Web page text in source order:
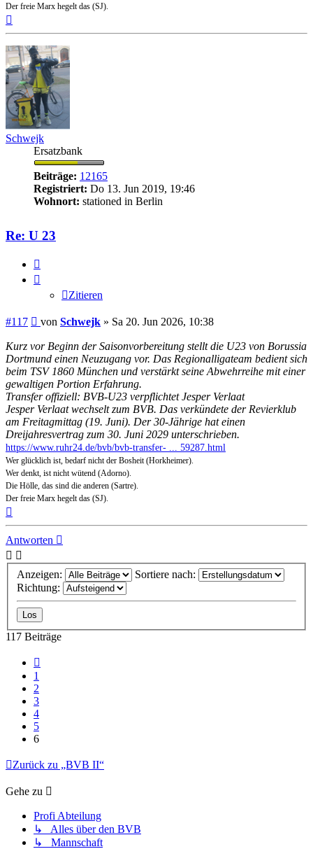
Der freie Marx hegelt das (SJ).
Schwejk
Ersatzbank
Beiträge: 12165
Registriert: Do 13. Jun 2019, 19:46
Wohnort: stationed in Berlin
Re: U 23
Zitieren
#117 Beitrag
von Schwejk » Sa 20. Jun 2026, 10:38
Kurz vor Beginn der Saisonvorbereitung stellt die U23 von Borussia
Dortmund einen Neuzugang vor. Das Regionalligateam bedient sich
beim TSV 1860 München und verstärkt seine Abwehrreihe mit einer
gewaltigen Portion Erfahrung.
Transfer offiziell: BVB-U23 verpflichtet Jesper Verlaat
Jesper Verlaat wechselt zum BVB. Das verkündete der Revierklub
am Freitagmittag (19. Juni). Der 30-Jährige hat einen
Dreijahresvertrag zum 30. Juni 2029 unterschrieben.
https://www.ruhr24.de/bvb/bvb-transfer- ... 59287.html
Wer glücklich ist, bedarf nicht der Bosheit (Horkheimer).
Wer denkt, ist nicht wütend (Adorno).
Die Hölle, das sind die anderen (Sartre).
Der freie Marx hegelt das (SJ).
Antworten
Anzeigen:
Sortiere nach:
Richtung:
117 Beiträge
1
2
3
4
5
6
Zurück zu „BVB II“
Gehe zu
Profi Abteilung
↳ Alles über den BVB
↳ Mannschaft